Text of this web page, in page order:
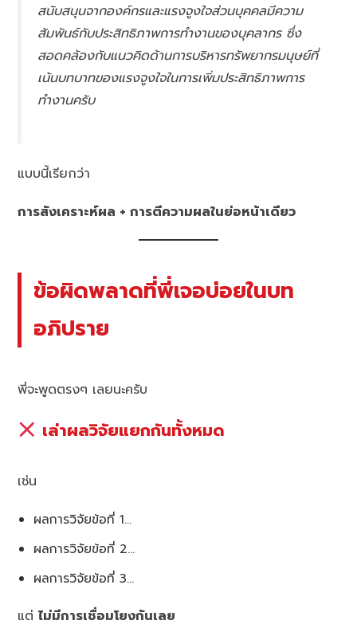
สนับสนุนจากองค์กรและแรงจูงใจส่วนบุคคลมีความ
สัมพันธ์กับประสิทธิภาพการทำงานของบุคลากร ซึ่ง
สอดคล้องกับแนวคิดด้านการบริหารทรัพยากรมนุษย์ที่
เน้นบทบาทของแรงจูงใจในการเพิ่มประสิทธิภาพการ
ทำงานครับ
แบบนี้เรียกว่า
การสังเคราะห์ผล + การตีความผลในย่อหน้าเดียว
ข้อผิดพลาดที่พี่เจอบ่อยในบท
อภิปราย
พี่จะพูดตรงๆ เลยนะครับ
เล่าผลวิจัยแยกกันทั้งหมด
เช่น
ผลการวิจัยข้อที่ 1…
ผลการวิจัยข้อที่ 2…
ผลการวิจัยข้อที่ 3…
แต่ไม่มีการเชื่อมโยงกันเลย